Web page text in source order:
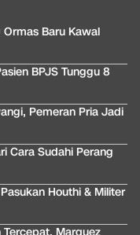
Baru Kawal
BPJS Tunggu 8
Pemeran Pria Jadi
Cara Sudahi Perang
Houthi & Militer